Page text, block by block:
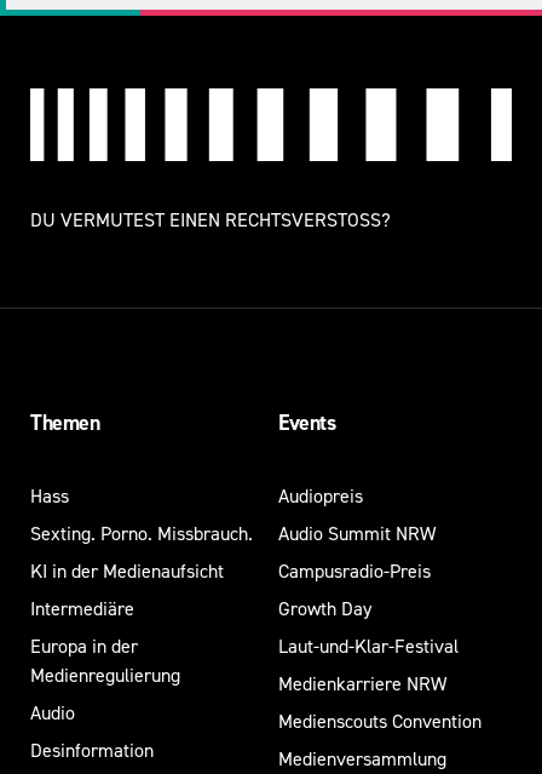
DU VERMUTEST EINEN RECHTSVERSTOSS?
Themen
Hass
Sexting. Porno. Missbrauch.
KI in der Medienaufsicht
Intermediäre
Europa in der
Medienregulierung
Audio
Desinformation
Events
Audiopreis
Audio Summit NRW
Campusradio-Preis
Growth Day
Laut-und-Klar-Festival
Medienkarriere NRW
Medienscouts Convention
Medienversammlung